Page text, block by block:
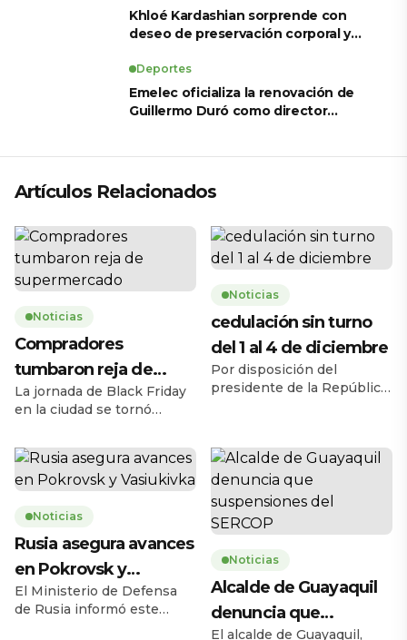
Khloé Kardashian sorprende con
deseo de preservación corporal y
Deportes
Emelec oficializa la renovación de
Guillermo Duró como director
Artículos Relacionados
Noticias
Compradores
tumbaron reja de
supermercado
La jornada de Black Friday
en la ciudad se tornó
jueves 27 de noviembre,
cuando una multitud de
personas tumbó la reja de
en la avenida Carlos Julio
Arosemena, en el norte de
la ciudad. El hecho ocurrió
a las 08h17, 43 minutos
antes de la apertura […]
Noticias
cedulación sin turno
del 1 al 4 de diciembre
Por disposición del
presidente de la República,
cedulación sin turno entre
el lunes 1 y el jueves 4 de
diciembre de 2025, en
horario de 08h00 a 17h00,
en 193 agencias a escala
nacional. La medida busca
ampliar la capacidad
operativa y facilitar […]
Noticias
Rusia asegura avances
en Pokrovsk y
Vasiukivka
El Ministerio de Defensa
de Rusia informó este
Noticias
Alcalde de Guayaquil
denuncia que
El alcalde de Guayaquil,